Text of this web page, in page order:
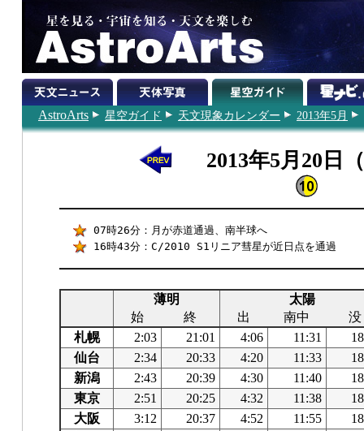
AstroArts 星空ガイド 天文現象カレンダー 2013年5月
2013年5月20日
07時26分：月が赤道通過、南半球へ
16時43分：C/2010 S1リニア彗星が近日点を通過
薄明
太陽
始
終 出 南中
没
札幌
2:03 21:01 4:06 11:31
仙台
2:34 20:33 4:20 11:33
新潟
2:43 20:39 4:30 11:40
東京
2:51 20:25 4:32 11:38
大阪
3:12 20:37 4:52 11:55